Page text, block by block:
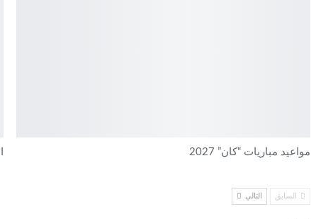
مواعيد مباريات “كان” 2027
السابق التالي